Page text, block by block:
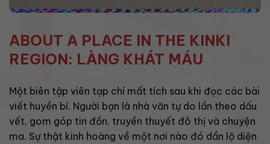
ABOUT A PLACE IN THE KINKI
REGION: LÀNG KHÁT MÁU
Một biên tập viên tạp chí mất tích sau khi đọc các bài
viết huyền bí. Người bạn là nhà văn tự do lần theo dấu
vết, gom góp tin đồn, truyền thuyết đô thị và chuyện
ma. Sự thật kinh hoàng về một nơi nào đó dần lộ diện